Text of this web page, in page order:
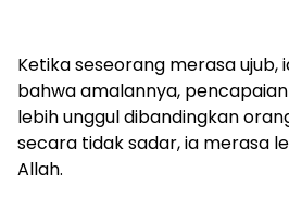
Ketika seseorang merasa ujub,
bahwa amalannya,
lebih unggul dibandingkan
secara tidak sadar, ia merasa
Allah.